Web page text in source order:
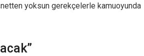
yoksun gerekçelerle kamuoyunda